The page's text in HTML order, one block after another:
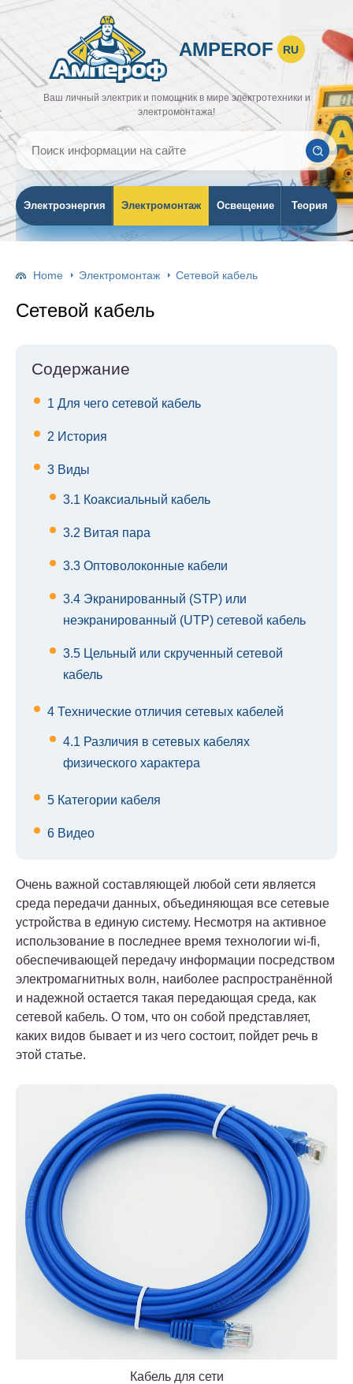
AMPEROF RU
Ваш личный электрик и помощник в мире электротехники и
электромонтажа!
Электроэнергия Электромонтаж Освещение Теория
Home Электромонтаж Сетевой кабель
Сетевой кабель
Содержание
1 Для чего сетевой кабель
2 История
3 Виды
3.1 Коаксиальный кабель
3.2 Витая пара
3.3 Оптоволоконные кабели
3.4 Экранированный (STP) или
неэкранированный (UTP) сетевой кабель
3.5 Цельный или скрученный сетевой
кабель
4 Технические отличия сетевых кабелей
4.1 Различия в сетевых кабелях
физического характера
5 Категории кабеля
6 Видео
Очень важной составляющей любой сети является
среда передачи данных, объединяющая все сетевые
устройства в единую систему. Несмотря на активное
использование в последнее время технологии wi-fi,
обеспечивающей передачу информации посредством
электромагнитных волн, наиболее распространённой
и надежной остается такая передающая среда, как
сетевой кабель. О том, что он собой представляет,
каких видов бывает и из чего состоит, пойдет речь в
этой статье.
Кабель для сети